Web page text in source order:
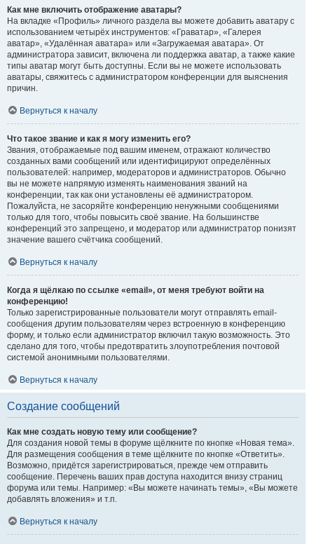
Как мне включить отображение аватары?
На вкладке «Профиль» личного раздела вы можете добавить аватару с
использованием четырёх инструментов: «Граватар», «Галерея
аватар», «Удалённая аватара» или «Загружаемая аватара». От
администратора зависит, включена ли поддержка аватар, а также какие
типы аватар могут быть доступны. Если вы не можете использовать
аватары, свяжитесь с администратором конференции для выяснения
причин.
Вернуться к началу
Что такое звание и как я могу изменить его?
Звания, отображаемые под вашим именем, отражают количество
созданных вами сообщений или идентифицируют определённых
пользователей: например, модераторов и администраторов. Обычно
вы не можете напрямую изменять наименования званий на
конференции, так как они установлены её администратором.
Пожалуйста, не засоряйте конференцию ненужными сообщениями
только для того, чтобы повысить своё звание. На большинстве
конференций это запрещено, и модератор или администратор понизят
значение вашего счётчика сообщений.
Вернуться к началу
Когда я щёлкаю по ссылке «email», от меня требуют войти на
конференцию!
Только зарегистрированные пользователи могут отправлять email-
сообщения другим пользователям через встроенную в конференцию
форму, и только если администратор включил такую возможность. Это
сделано для того, чтобы предотвратить злоупотребления почтовой
системой анонимными пользователями.
Вернуться к началу
Создание сообщений
Как мне создать новую тему или сообщение?
Для создания новой темы в форуме щёлкните по кнопке «Новая тема».
Для размещения сообщения в теме щёлкните по кнопке «Ответить».
Возможно, придётся зарегистрироваться, прежде чем отправить
сообщение. Перечень ваших прав доступа находится внизу страниц
форума или темы. Например: «Вы можете начинать темы», «Вы можете
добавлять вложения» и т.п.
Вернуться к началу